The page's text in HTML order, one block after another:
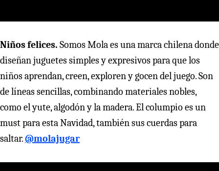
Niños felices. Somos Mola es una marca chilena donde
diseñan juguetes simples y expresivos para que los
niños aprendan, creen, exploren y gocen del juego. Son
de líneas sencillas, combinando materiales nobles,
como el yute, algodón y la madera. El columpio es un
must para esta Navidad, también sus cuerdas para
saltar.@molajugar